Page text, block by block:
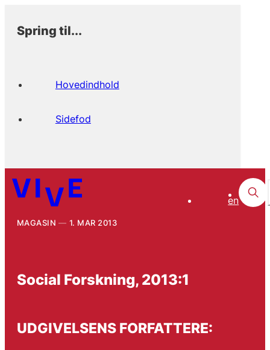
Spring til...
Hovedindhold
Sidefod
en
MAGASIN 1. MAR 2013
Social Forskning, 2013:1
UDGIVELSENS FORFATTERE: